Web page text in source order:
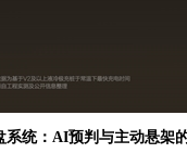
系统：AI预判与主动悬架